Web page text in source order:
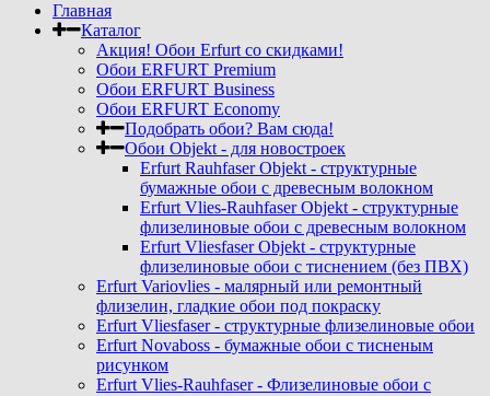
Главная
Каталог
Акция! Обои Erfurt со скидками!
Обои ERFURT Premium
Обои ERFURT Business
Обои ERFURT Economy
Подобрать обои? Вам сюда!
Обои Objekt - для новостроек
Erfurt Rauhfaser Objekt - cтруктурные
бумажные обои с древесным волокном
Erfurt Vlies-Rauhfaser Objekt - структурные
флизелиновые обои с древесным волокном
Erfurt Vliesfaser Objekt - структурные
флизелиновые обои с тиснением (без ПВХ)
Erfurt Variovlies - малярный или ремонтный
флизелин, гладкие обои под покраску
Erfurt Vliesfaser - структурные флизелиновые обои
Erfurt Novaboss - бумажные обои с тисненым
рисунком
Erfurt Vlies-Rauhfaser - Флизелиновые обои с